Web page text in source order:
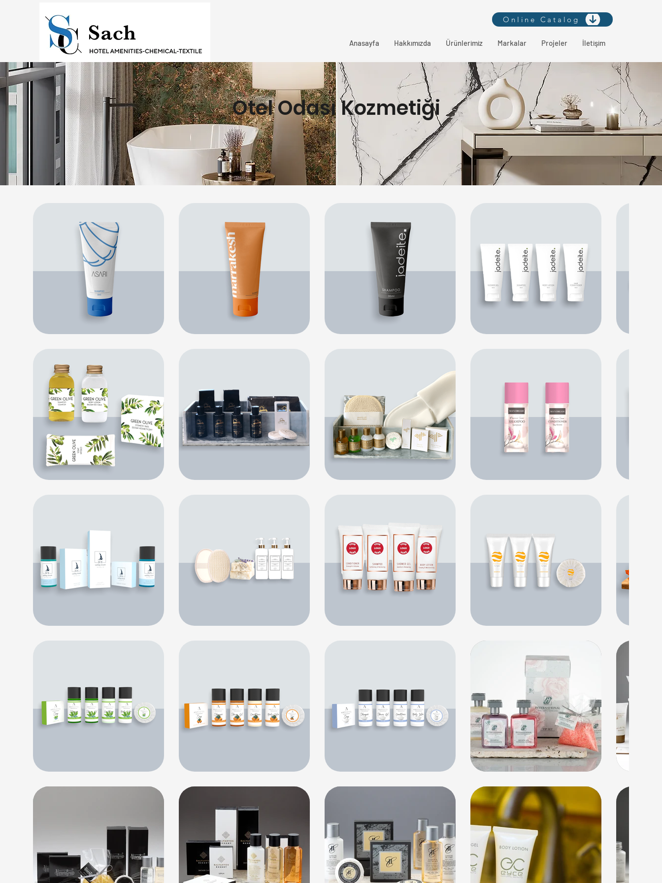
Online Catalog
Anasayfa Hakkımızda Ürünlerimiz Markalar Projeler İletişim
Otel Odası Kozmetiği